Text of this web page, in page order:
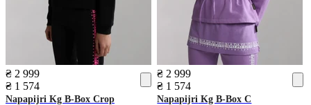
₴ 2 999
₴ 1 574
Napapijri Kg B-Box Crop
₴ 2 999
₴ 1 574
Napapijri Kg B-Box C